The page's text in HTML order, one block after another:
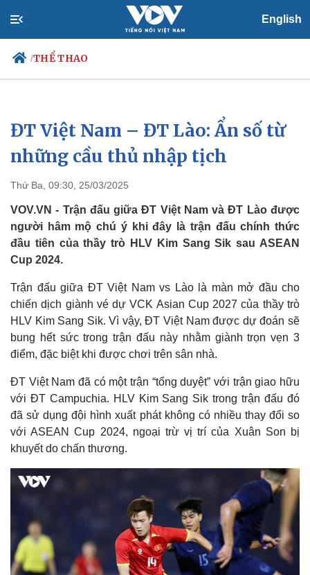
English
/THỂ THAO
Chính trị
Đảng
Tổ chức nhân sự
Nhận diện sự thật
Xã hội
Tin 24h
Dự báo thời tiết
Việc làm
Biển đảo
ĐT Việt Nam – ĐT Lào: Ẩn số từ
những cầu thủ nhập tịch
Thứ Ba, 09:30, 25/03/2025
VOV.VN - Trận đấu giữa ĐT Việt Nam và ĐT Lào được
người hâm mộ chú ý khi đây là trận đấu chính thức
đầu tiên của thầy trò HLV Kim Sang Sik sau ASEAN
Cup 2024.
Trận đấu giữa ĐT Việt Nam vs Lào là màn mở đầu cho
chiến dịch giành vé dự VCK Asian Cup 2027 của thầy trò
HLV Kim Sang Sik. Vì vậy, ĐT Việt Nam được dự đoán sẽ
bung hết sức trong trận đấu này nhằm giành trọn vẹn 3
điểm, đặc biệt khi được chơi trên sân nhà.
ĐT Việt Nam đã có một trận “tổng duyệt” với trận giao hữu
với ĐT Campuchia. HLV Kim Sang Sik trong trận đấu đó
đã sử dụng đội hình xuất phát không có nhiều thay đổi so
với ASEAN Cup 2024, ngoại trừ vị trí của Xuân Son bị
khuyết do chấn thương.